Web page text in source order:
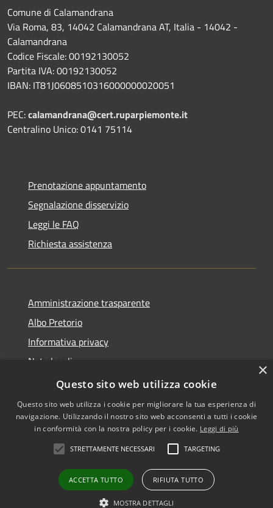
Comune di Calamandrana
Via Roma, 83, 14042 Calamandrana AT, Italia - 14042 -
Calamandrana
Codice Fiscale: 00192130052
Partita IVA: 00192130052
IBAN: IT81J0608510316000000020051
PEC:calamandrana@cert.ruparpiemonte.it
Centralino Unico: 0141 75114
Prenotazione appuntamento
Segnalazione disservizio
Leggi le FAQ
Richiesta assistenza
Amministrazione trasparente
Albo Pretorio
Informativa privacy
Note legali
Dichiarazione di accessibilità
Accessibilità
•Accesso redazione
×
Questo sito web utilizza cookie
Questo sito web utilizza i cookie per migliorare la tua esperienza di
navigazione. Utilizzando il nostro sito web acconsenti a tutti i cookie
in conformità con la nostra policy per i cookie. Leggi di più
STRETTAMENTE NECESSARI TARGETING
ACCETTA TUTTO RIFIUTA TUTTO
MOSTRA DETTAGLI